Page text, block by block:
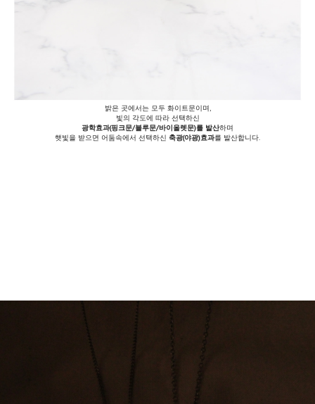
밝은 곳에서는 모두 화이트문이며,
빛의 각도에 따라 선택하신
광학효과(핑크문/블루문/바이올렛문)를 발산하며
햇빛을 받으면 어둠속에서 선택하신 축광(야광)효과를 발산합니다.